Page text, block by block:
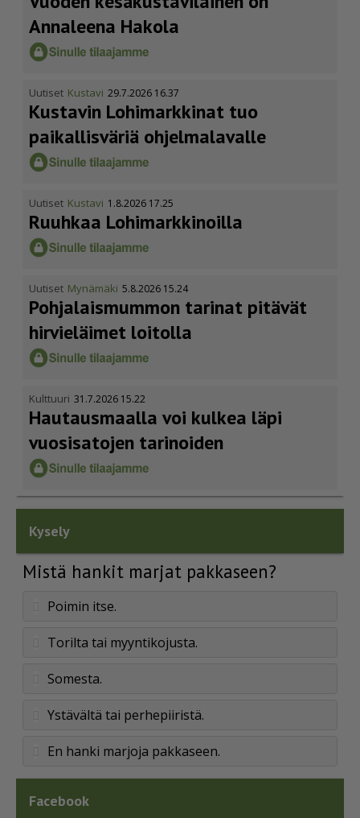
Annaleena Hakola
Uutiset Kustavi 29.7.2026 16.37
Kustavin Lohimarkkinat tuo
paikallisväriä ohjelmalavalle
Uutiset Kustavi 1.8.2026 17.25
Ruuhkaa Lohimark­ki­noilla
Uutiset Mynämäki 5.8.2026 15.24
Pohja­lais­mummon tarinat pitävät
hirvieläimet loitolla
Kulttuuri 31.7.2026 15.22
Hautausmaalla voi kulkea läpi
vuosisatojen tarinoiden
Kysely
Mistä hankit marjat pakkaseen?
Poimin itse.
Torilta tai myyntikojusta.
Somesta.
Ystävältä tai perhepiiristä.
En hanki marjoja pakkaseen.
Facebook